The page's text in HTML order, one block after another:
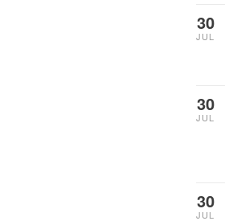
30
JUL
30
JUL
30
JUL